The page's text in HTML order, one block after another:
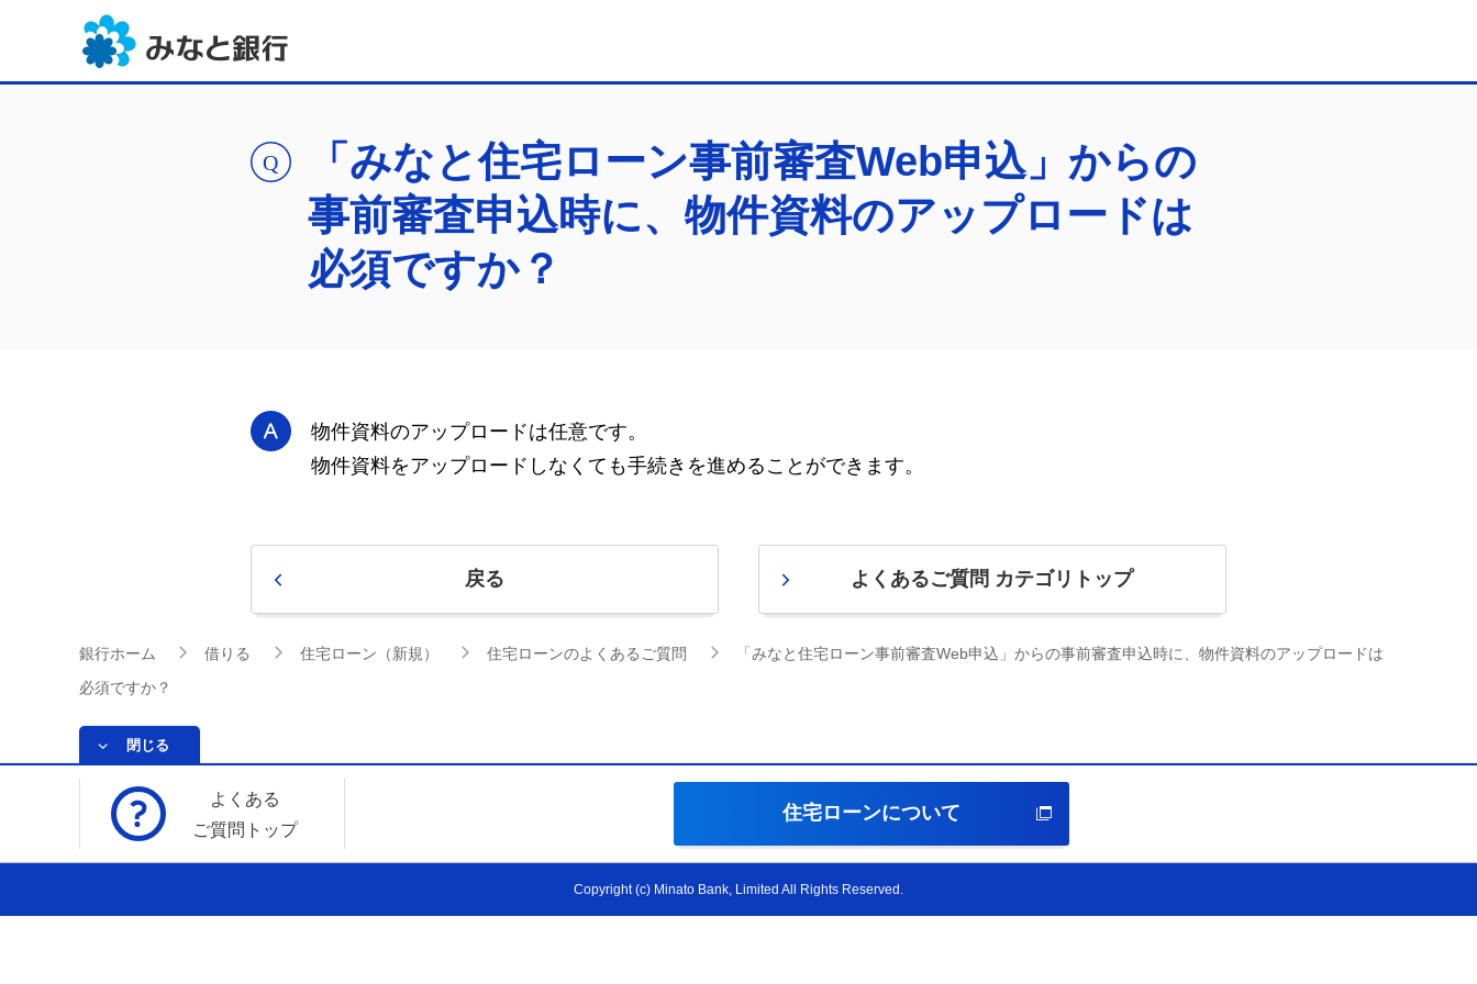
「みなと住宅ローン事前審査Web申込」からの
事前審査申込時に、物件資料のアップロードは
必須ですか？
物件資料のアップロードは任意です。
物件資料をアップロードしなくても手続きを進めることができます。
戻る よくあるご質問 カテゴリトップ
銀行ホーム 借りる 住宅ローン（新規） 住宅ローンのよくあるご質問
「みなと住宅ローン事前審査Web申込」からの事前審査申込時に、物件資料のアップロードは
必須ですか？
閉じる
よくある
ご質問トップ
住宅ローンについて
Copyright (c) Minato Bank, Limited All Rights Reserved.